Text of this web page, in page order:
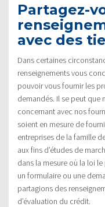
Partagez-
avec des
Dans certaines
renseignements vous
pouvoir vous fournir les
demandés. Il se peut que
concernant avec nos
soient en mesure de
entreprises de la famille
aux fins d’études de
dans la mesure où la loi
un formulaire ou une
partagions des
d’évaluation du crédit.